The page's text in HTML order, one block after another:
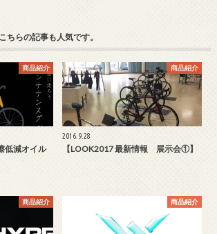
こちらの記事も人気です。
商品紹介
低減オイル
商品紹介
2016.9.28
【LOOK2017 最新情報 展示会①】
商品紹介 商品紹介